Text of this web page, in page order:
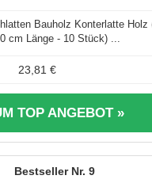
Bauholz Konterlatte Holz
cm Länge - 10 Stück) ...
23,81 €
TOP ANGEBOT »
9